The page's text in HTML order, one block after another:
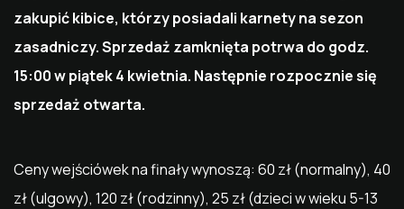
zakupić kibice, którzy posiadali karnety na sezon
zasadniczy. Sprzedaż zamknięta potrwa do godz.
15:00 w piątek 4 kwietnia. Następnie rozpocznie się
sprzedaż otwarta.
Ceny wejściówek na finały wynoszą: 60 zł (normalny), 40
zł (ulgowy), 120 zł (rodzinny), 25 zł (dzieci w wieku 5-13